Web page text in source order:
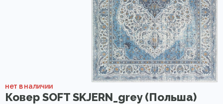
нет в наличии
Ковер SOFT SKJERN_grey (Польша)